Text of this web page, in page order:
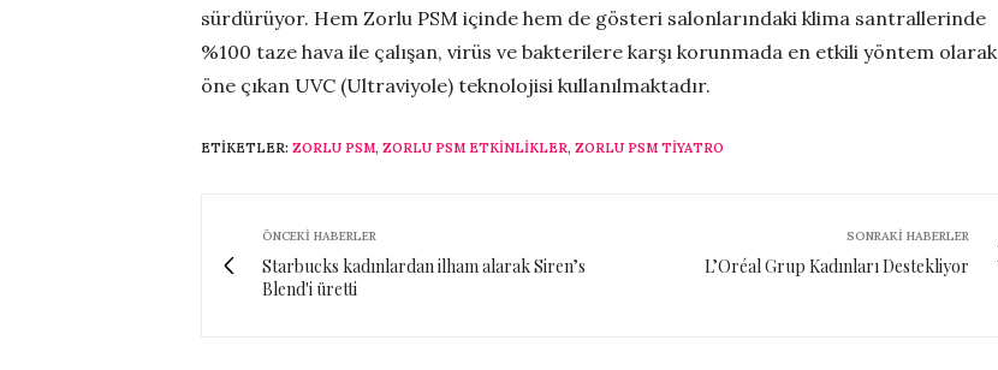
sürdürüyor. Hem Zorlu PSM içinde hem de gösteri salonlarındaki klima santrallerinde
%100 taze hava ile çalışan, virüs ve bakterilere karşı korunmada en etkili yöntem olarak
öne çıkan UVC (Ultraviyole) teknolojisi kullanılmaktadır.
ETIKETLER: ZORLU PSM, ZORLU PSM ETKINLIKLER, ZORLU PSM TIYATRO
ÖNCEKI HABERLER
Starbucks kadınlardan ilham alarak Siren’s
Blend'i üretti
SONRAKI HABERLER
L’Oréal Grup Kadınları Destekliyor